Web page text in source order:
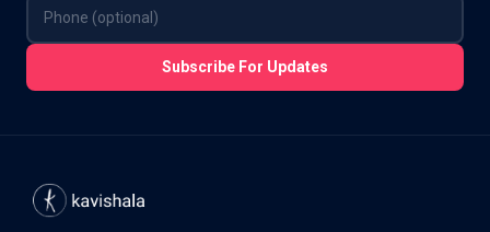
Subscribe For Updates